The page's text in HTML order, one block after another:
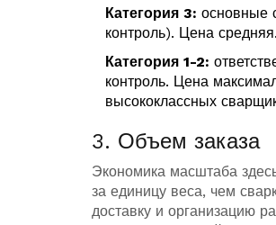
Категория 3: основные
контроль). Цена средняя.
Категория 1-2:
контроль. Цена
высококлассных
3. Объем заказа
Экономика масштаба
за единицу веса, чем
доставку и организацию